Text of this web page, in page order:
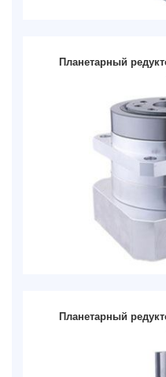
Планетарный
Планетарный